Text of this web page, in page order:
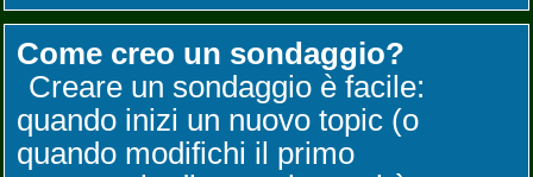
Come creo un sondaggio?
Creare un sondaggio è facile:
quando inizi un nuovo topic (o
quando modifichi il primo